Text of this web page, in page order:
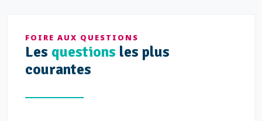
FOIRE AUX QUESTIONS
Les questions les plus
courantes